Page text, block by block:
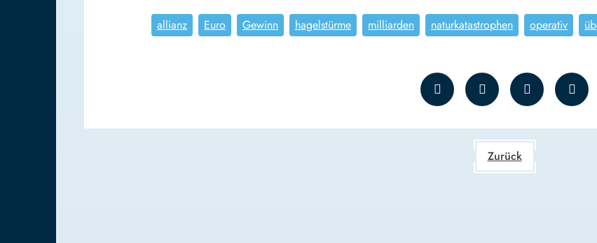
allianz Euro Gewinn hagelstürme milliarden naturkatastrophen operativ
Zurück